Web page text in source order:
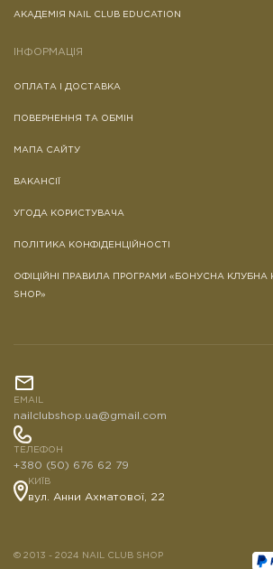
АКАДЕМІЯ NAIL CLUB EDUCATION
ІНФОРМАЦІЯ
ОПЛАТА І ДОСТАВКА
ПОВЕРНЕННЯ ТА ОБМІН
МАПА САЙТУ
ВАКАНСІЇ
УГОДА КОРИСТУВАЧА
ПОЛІТИКА КОНФІДЕНЦІЙНОСТІ
ОФІЦІЙНІ ПРАВИЛА ПРОГРАМИ «БОНУСНА КЛУБНА
SHOP»
EMAIL
nailclubshop.ua@gmail.com
ТЕЛЕФОН
+380 (50) 676 62 79
КИЇВ
вул. Анни Ахматової, 22
© 2013 - 2024 NAIL CLUB SHOP